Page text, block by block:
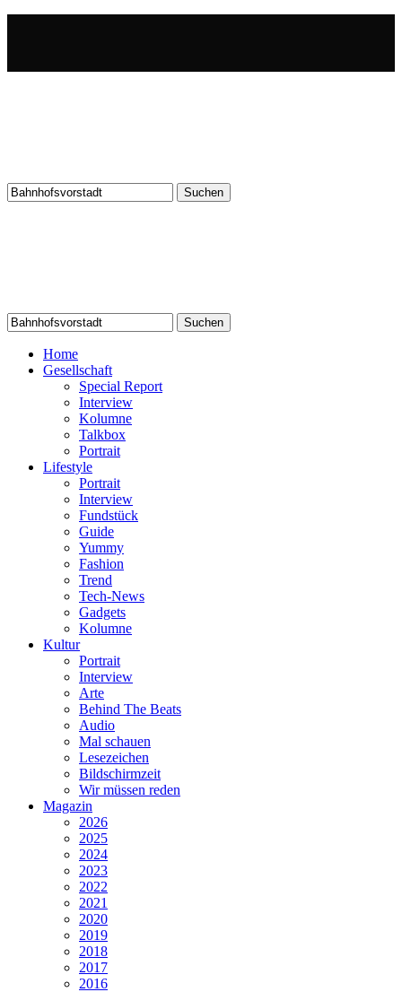
Suchen
nach:
Suchen
nach:
Home
Gesellschaft
Special Report
Interview
Kolumne
Talkbox
Portrait
Lifestyle
Portrait
Interview
Fundstück
Guide
Yummy
Fashion
Trend
Tech-News
Gadgets
Kolumne
Kultur
Portrait
Interview
Arte
Behind The Beats
Audio
Mal schauen
Lesezeichen
Bildschirmzeit
Wir müssen reden
Magazin
2026
2025
2024
2023
2022
2021
2020
2019
2018
2017
2016